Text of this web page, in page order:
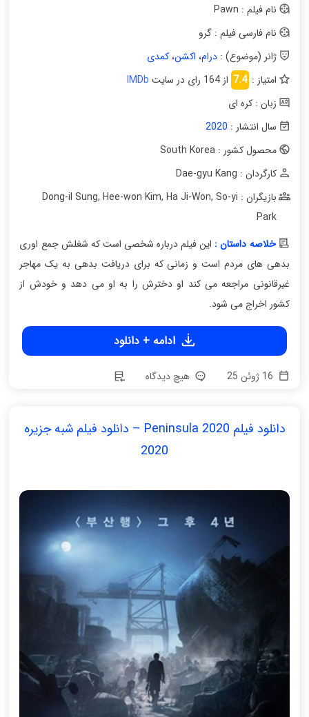
نام فیلم : Pawn
نام فارسی فیلم : گرو
ژانر (موضوع) :درام، اکشن،کمدی
امتیاز : 7.4 از 164 رای در سایت
IMDb
زبان : کره ای
سال انتشار : 2020
محصول کشور : South Korea
کارگردان : Dae-gyu Kang
بازیگران : Dong-il Sung
, Hee-won Kim, Ha Ji-Won, So-yi
Park
خلاصه داستان : این فیلم درباره شخصی است که شغلش جمع اوری
بدهی های مردم است و زمانی که برای دریافت بدهی به یک مهاجر
غیرقانونی مراجعه می کند او دخترش را به او می دهد و خودش از
کشور اخراج می شود.
ادامه + دانلود
هیچ دیدگاه
دانلود فیلم Peninsula 2020 – دانلود فیلم شبه جزیره
2020